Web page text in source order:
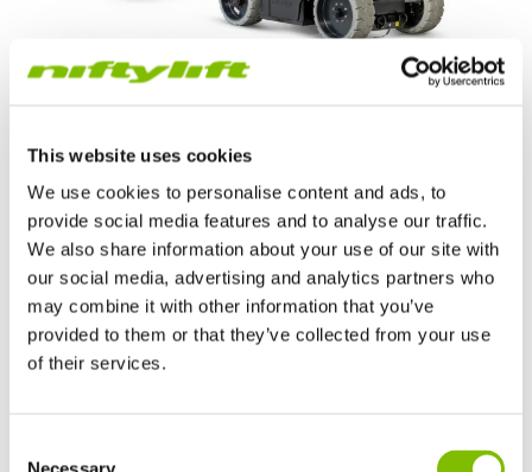
This website uses cookies
We use cookies to personalise content and ads, to
provide social media features and to analyse our traffic.
We also share information about your use of our site with
our social media, advertising and analytics partners who
may combine it with other information that you’ve
provided to them or that they’ve collected from your use
of their services.
Carga segura de régimen|500lbs
Peso mínimo|17220lbs
VER PRODUCTO
SP50E